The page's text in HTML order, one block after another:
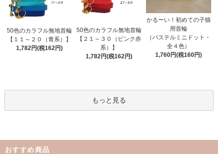
50色のカラフル無地首輪
【１１～２０（青系）】
1,782円(税162円)
50色のカラフル無地首輪
【２１～３０（ピンク赤
系）】
1,782円(税162円)
かるーい！初めての子猫
用首輪
（パステルミニドット・
全４色）
1,760円(税160円)
もっと見る
おすすめ商品